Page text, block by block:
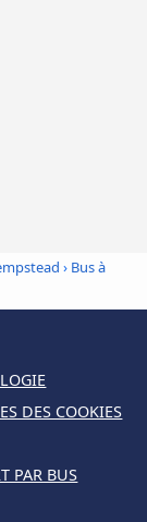
› Bus à
DES COOKIES
PAR BUS